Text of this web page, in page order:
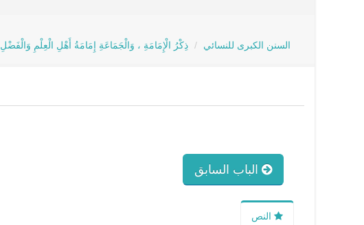
السنن الكبرى للنسائي ذِكْرُ الْإِمَامَةِ ، وَالْجَمَاعَةِ إِمَامَةُ أَهْلِ الْعِلْمِ وَالْفَضْلِ
الباب السابق
النص